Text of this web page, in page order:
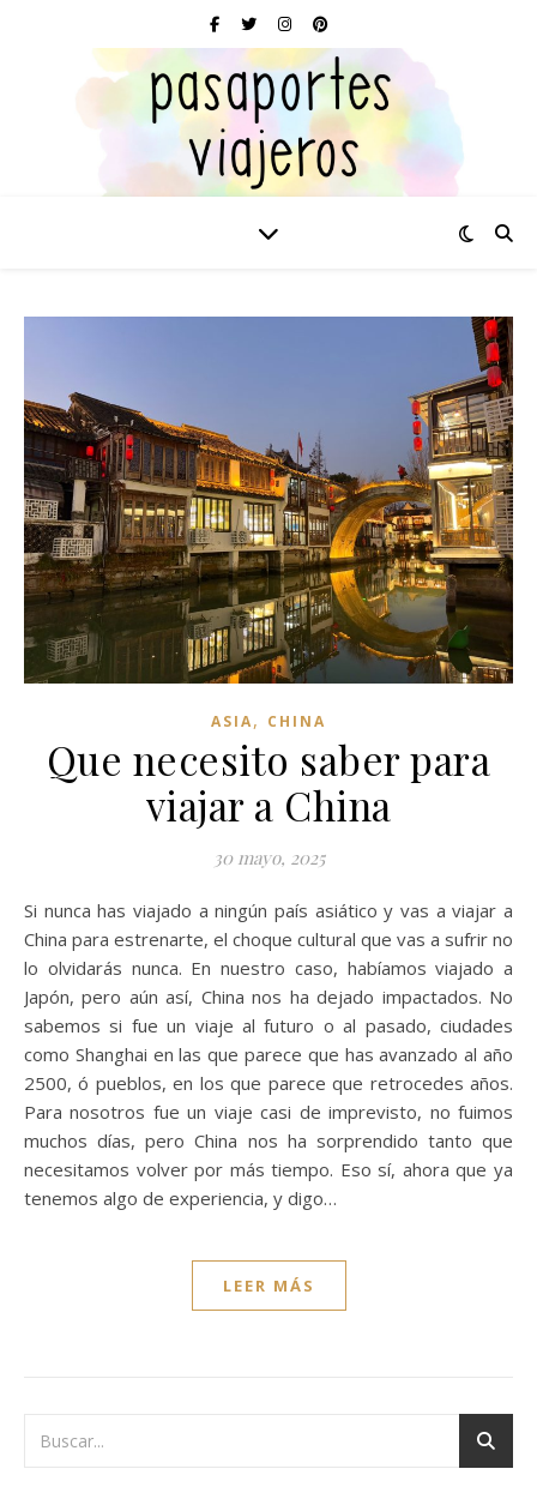
ASIA, CHINA
Que necesito saber para
viajar a China
30 mayo, 2025
Si nunca has viajado a ningún país asiático y vas a viajar a
China para estrenarte, el choque cultural que vas a sufrir no
lo olvidarás nunca. En nuestro caso, habíamos viajado a
Japón, pero aún así, China nos ha dejado impactados. No
sabemos si fue un viaje al futuro o al pasado, ciudades
como Shanghai en las que parece que has avanzado al año
2500, ó pueblos, en los que parece que retrocedes años.
Para nosotros fue un viaje casi de imprevisto, no fuimos
muchos días, pero China nos ha sorprendido tanto que
necesitamos volver por más tiempo. Eso sí, ahora que ya
tenemos algo de experiencia, y digo…
LEER MÁS